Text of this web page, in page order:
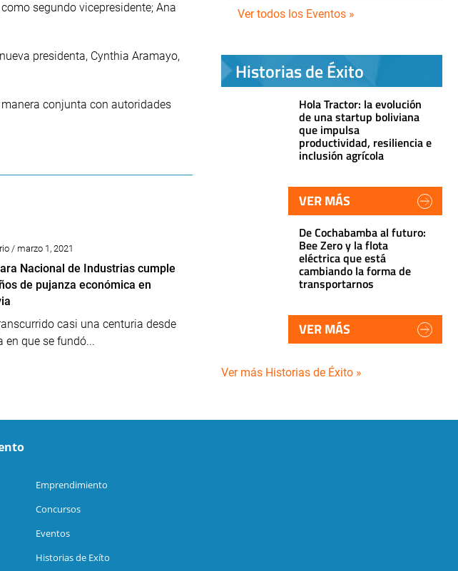
segundo vicepresidente; Ana
presidenta, Cynthia Aramayo,
conjunta con autoridades
/ marzo 1, 2021
Nacional de Industrias cumple
de pujanza económica en
casi una centuria desde
en que se fundó...
Ver todos los Eventos »
Historias de Éxito
Hola Tractor: la evolución
de una startup boliviana
que impulsa
productividad, resiliencia e
inclusión agrícola
VER MÁS
De Cochabamba al futuro:
Bee Zero y la flota
eléctrica que está
cambiando la forma de
transportarnos
VER MÁS
Ver más Historias de Éxito »
Emprendimiento
Concursos
Eventos
Historias de Exíto